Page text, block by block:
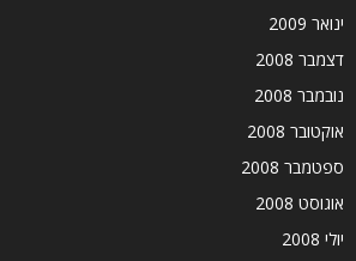
ינואר 2009
דצמבר 2008
נובמבר 2008
אוקטובר 2008
ספטמבר 2008
אוגוסט 2008
יולי 2008